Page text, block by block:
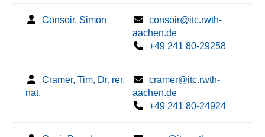
Consoir, Simon
consoir@itc.rwth-
aachen.de
+49 241 80-29258
Cramer, Tim, Dr. rer.
nat.
cramer@itc.rwth-
aachen.de
+49 241 80-24924